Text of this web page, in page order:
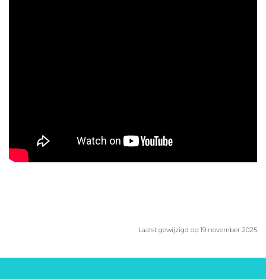
Laatst gewijzigd op 19 november 2025